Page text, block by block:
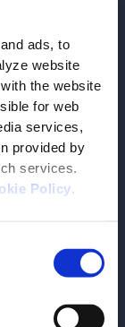
ads, to
website
the website
for web
services,
provided by
services.
Policy.
consolidata
notarizzare i
Aura). Ciò
tra materie
di
Tower,
visibilità e